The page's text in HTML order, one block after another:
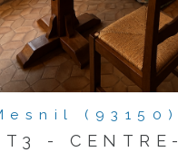
(93150)
- CENTRE-